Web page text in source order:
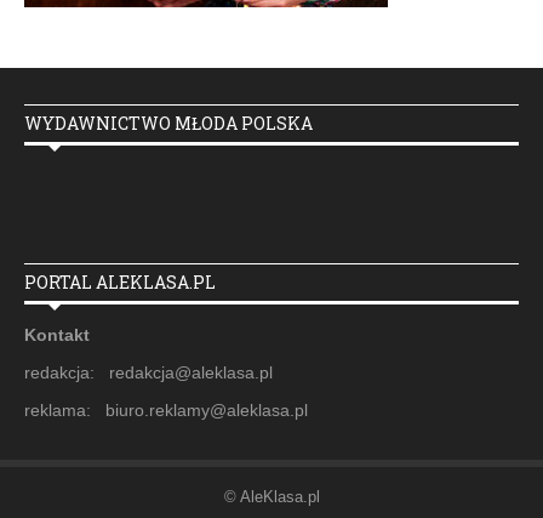
WYDAWNICTWO MŁODA POLSKA
PORTAL ALEKLASA.PL
Kontakt
redakcja: redakcja@aleklasa.pl
reklama: biuro.reklamy@aleklasa.pl
© AleKlasa.pl